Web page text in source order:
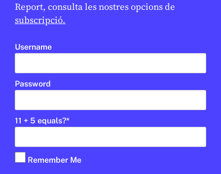
Report, consulta les nostres opcions de
subscripció.
Username
Password
11 + 5 equals?*
Remember Me
Què són els Jocs Olímpics
d’hivern?